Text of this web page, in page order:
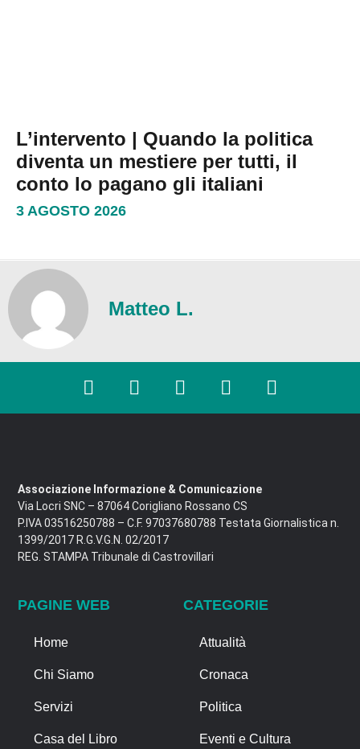
L’intervento | Quando la politica
diventa un mestiere per tutti, il
conto lo pagano gli italiani
3 AGOSTO 2026
Matteo L.
Associazione Informazione & Comunicazione
Via Locri SNC – 87064 Corigliano Rossano CS
P.IVA 03516250788 – C.F. 97037680788 Testata Giornalistica n.
1399/2017 R.G.V.G.N. 02/2017
REG. STAMPA Tribunale di Castrovillari
PAGINE WEB
Home
Chi Siamo
Servizi
Casa del Libro
CATEGORIE
Attualità
Cronaca
Politica
Eventi e Cultura